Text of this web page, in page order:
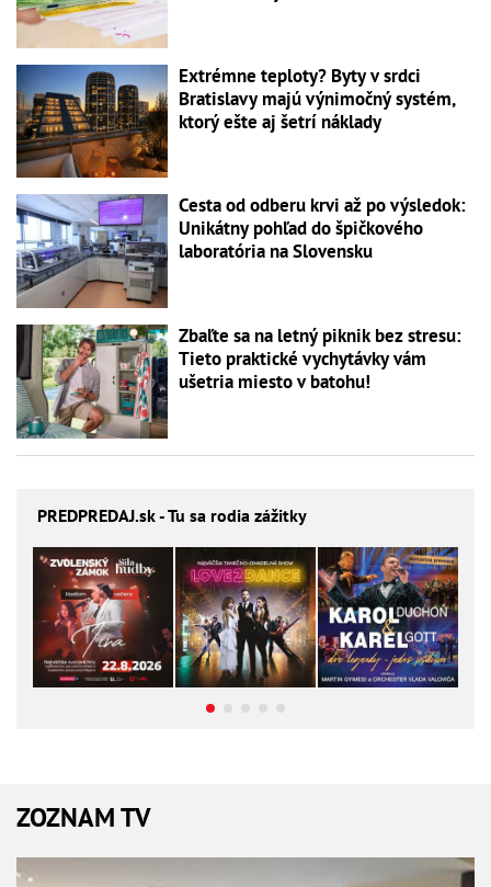
Extrémne teploty? Byty v srdci
Bratislavy majú výnimočný systém,
ktorý ešte aj šetrí náklady
Cesta od odberu krvi až po výsledok:
Unikátny pohľad do špičkového
laboratória na Slovensku
Zbaľte sa na letný piknik bez stresu:
Tieto praktické vychytávky vám
ušetria miesto v batohu!
PREDPREDAJ.sk - Tu sa rodia zážitky
ZOZNAM TV